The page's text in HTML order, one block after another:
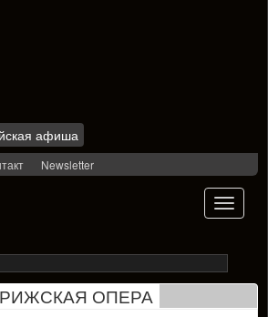
афиша
Newsletter
Toggle
ОПЕРА